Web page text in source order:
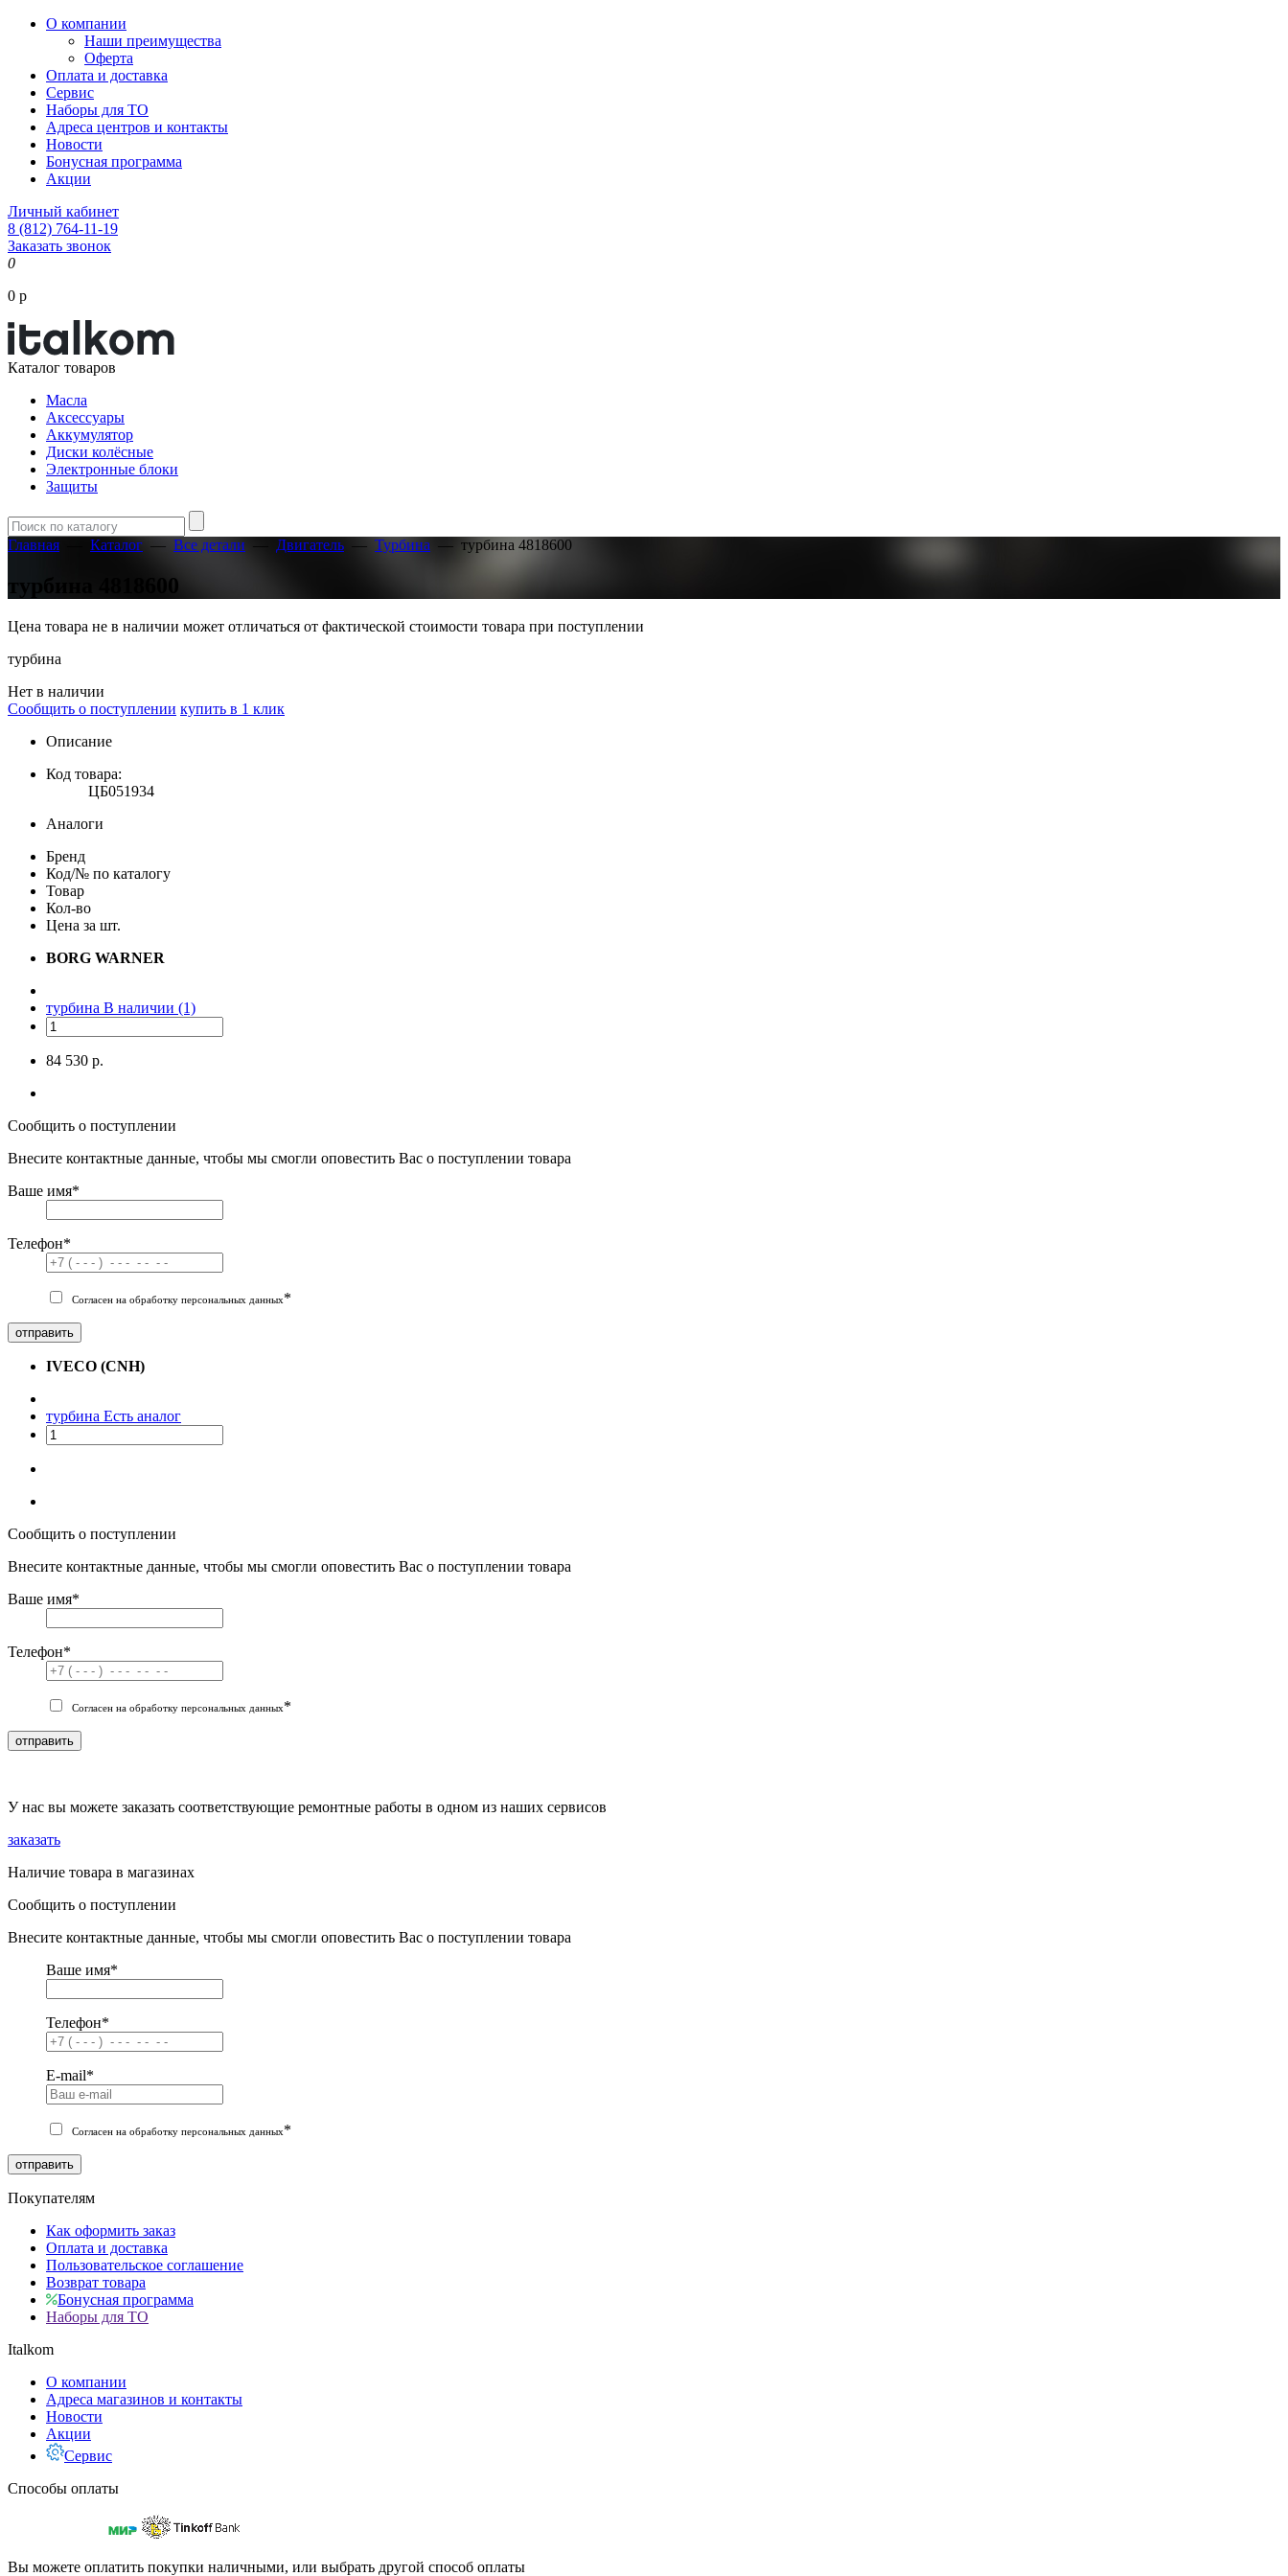
О компании
Наши преимущества
Оферта
Оплата и доставка
Сервис
Наборы для ТО
Адреса центров и контакты
Новости
Бонусная программа
Акции
Личный кабинет
8 (812) 764-11-19
Заказать звонок
0
0 р
Каталог товаров
Масла
Аксессуары
Аккумулятор
Диски колёсные
Электронные блоки
Защиты
Главная Каталог — Все детали — Двигатель — Турбина — турбина 4818600
турбина 4818600
Цена товара не в наличии может отличаться от фактической стоимости товара при поступлении
турбина
Нет в наличии
Сообщить о поступлении купить в 1 клик
Описание
Код товара:
ЦБ051934
Аналоги
Бренд
Код/№ по каталогу
Товар
Кол-во
Цена за шт.
BORG WARNER
турбина В наличии (1)
84 530 р.
Сообщить о поступлении
Внесите контактные данные, чтобы мы смогли оповестить Вас о поступлении товара
Ваше имя*
Телефон*
Согласен на обработку персональных данных*
отправить
IVECO (CNH)
турбина Есть аналог
Сообщить о поступлении
Внесите контактные данные, чтобы мы смогли оповестить Вас о поступлении товара
Ваше имя*
Телефон*
Согласен на обработку персональных данных*
отправить
У нас вы можете заказать соответствующие ремонтные работы в одном из наших сервисов
заказать
Наличие товара в магазинах
Сообщить о поступлении
Внесите контактные данные, чтобы мы смогли оповестить Вас о поступлении товара
Ваше имя*
Телефон*
E-mail*
Согласен на обработку персональных данных*
отправить
Покупателям
Как оформить заказ
Оплата и доставка
Пользовательское соглашение
Возврат товара
Бонусная программа
Наборы для ТО
Italkom
О компании
Адреса магазинов и контакты
Новости
Акции
Сервис
Способы оплаты
Вы можете оплатить покупки наличными, или выбрать другой способ оплаты